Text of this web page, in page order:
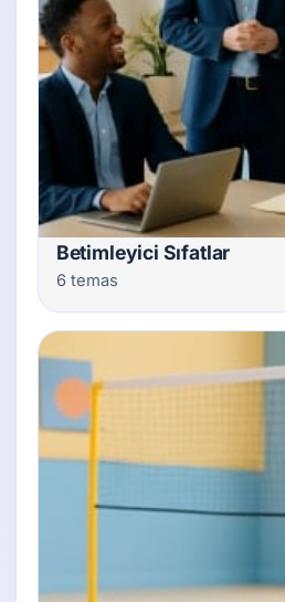
Betimleyici Sıfatlar
6 temas